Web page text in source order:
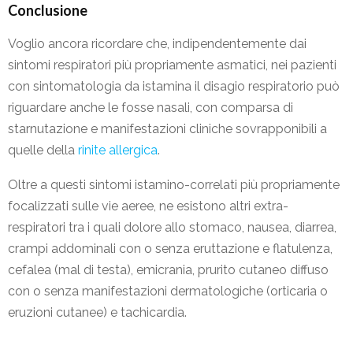
Conclusione
Voglio ancora ricordare che, indipendentemente dai
sintomi respiratori più propriamente asmatici, nei pazienti
con sintomatologia da istamina il disagio respiratorio può
riguardare anche le fosse nasali, con comparsa di
starnutazione e manifestazioni cliniche sovrapponibili a
quelle della rinite allergica.
Oltre a questi sintomi istamino-correlati più propriamente
focalizzati sulle vie aeree, ne esistono altri extra-
respiratori tra i quali dolore allo stomaco, nausea, diarrea,
crampi addominali con o senza eruttazione e flatulenza,
cefalea (mal di testa), emicrania, prurito cutaneo diffuso
con o senza manifestazioni dermatologiche (orticaria o
eruzioni cutanee) e tachicardia.